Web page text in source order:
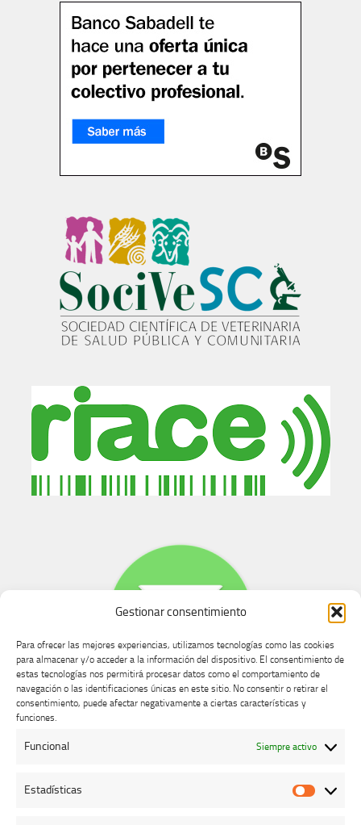
Gestionar consentimiento
Para ofrecer las mejores experiencias, utilizamos tecnologías como las cookies
para almacenar y/o acceder a la información del dispositivo. El consentimiento de
estas tecnologías nos permitirá procesar datos como el comportamiento de
navegación o las identificaciones únicas en este sitio. No consentir o retirar el
consentimiento, puede afectar negativamente a ciertas características y
funciones.
Funcional Siempre activo
Estadísticas
Buzón de dudas, quejas y sugerencias